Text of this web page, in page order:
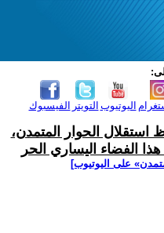
الفيسبوك التويتر اليوتيوب
استقلال الحوار المتمدن،
الفضاء اليساري الحر
على اليوتيوب]